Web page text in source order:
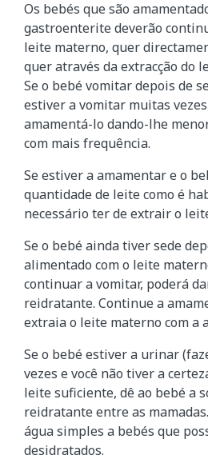
Os bebés que são
gastroenterite deverão
leite materno, quer
quer através da extracção do
Se o bebé vomitar depois de
estiver a vomitar muitas
amamentá-lo dando-lhe
com mais frequência.
Se estiver a amamentar e o
quantidade de leite como é
necessário ter de extrair o
Se o bebé ainda tiver sede
alimentado com o leite
continuar a vomitar, poderá
reidratante. Continue a
extraia o leite materno com a
Se o bebé estiver a urinar
vezes e você não tiver a
leite suficiente, dê ao bebé a
reidratante entre as
água simples a bebés que
desidratados.